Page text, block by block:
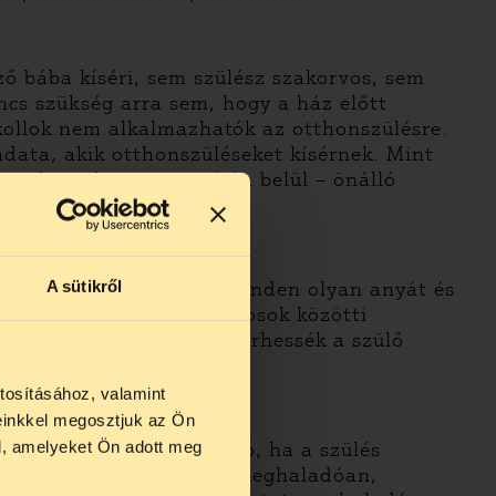
A sütikről
valamint
megosztjuk az Ön
amelyeket Ön adott meg
kíséri, sem szülész szakorvos, sem
szükség arra sem, hogy a ház előtt
nem alkalmazhatók az otthonszülésre.
akik otthonszüléseket kísérnek. Mint
kompetenciáján belül – önálló
nélkül ellássanak minden olyan anyát és
szakdolgozók, orvosok közötti
szakemberek is elkísérhessék a szülő
csak akkor korlátozható, ha a szülés
vállalt kockázatot meghaladóan,
27 és
25-én